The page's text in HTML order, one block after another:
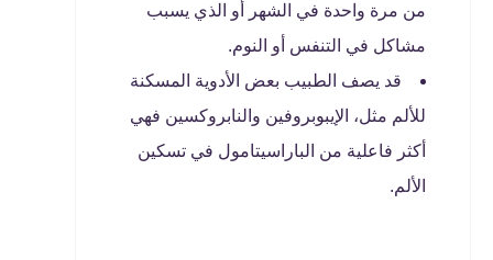
من مرة واحدة في الشهر أو الذي يسبب
مشاكل في التنفس أو النوم.
قد يصف الطبيب بعض الأدوية المسكنة
للألم مثل، الإيبوبروفين والنابروكسين فهي
أكثر فاعلية من الباراسيتامول في تسكين
الألم.